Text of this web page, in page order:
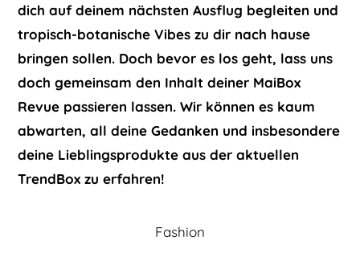
dich auf deinem nächsten Ausflug begleiten und
tropisch-botanische Vibes zu dir nach hause
bringen sollen. Doch bevor es los geht, lass uns
doch gemeinsam den Inhalt deiner MaiBox
Revue passieren lassen. Wir können es kaum
abwarten, all deine Gedanken und insbesondere
deine Lieblingsprodukte aus der aktuellen
TrendBox zu erfahren!
Fashion